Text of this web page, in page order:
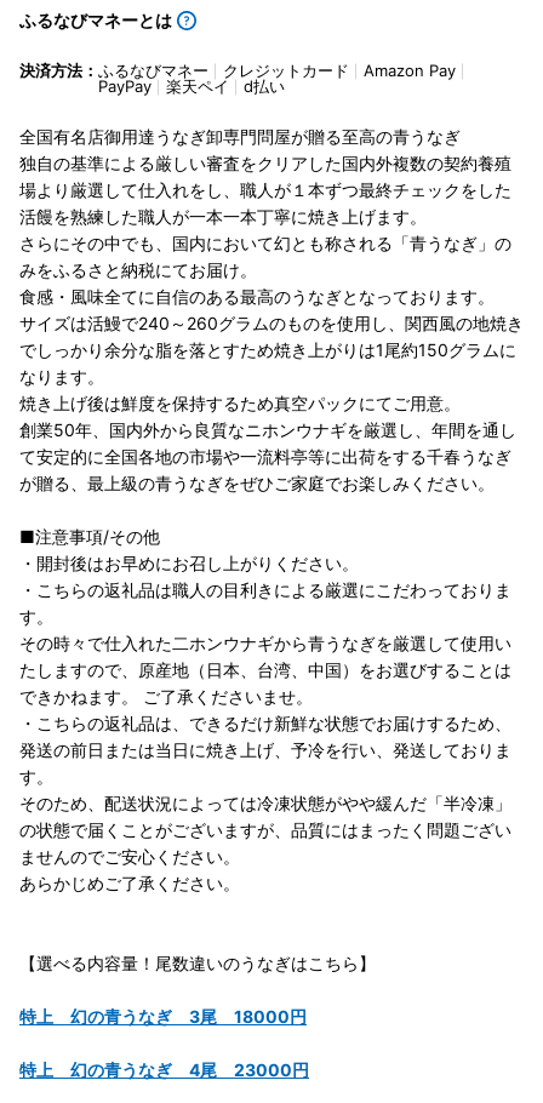
ふるなびマネーとは
決済方法： ふるなびマネー クレジットカード
Amazon Pay
PayPay
楽天ペイ d払い
全国有名店御用達うなぎ卸専門問屋が贈る至高の青うなぎ
独自の基準による厳しい審査をクリアした国内外複数の契約養殖
場より厳選して仕入れをし、職人が１本ずつ最終チェックをした
活饅を熟練した職人が一本一本丁寧に焼き上げます。
さらにその中でも、国内において幻とも称される「青うなぎ」の
みをふるさと納税にてお届け。
食感・風味全てに自信のある最高のうなぎとなっております。
サイズは活鰻で240～260グラムのものを使用し、関西風の地焼き
でしっかり余分な脂を落とすため焼き上がりは1尾約150グラムに
なります。
焼き上げ後は鮮度を保持するため真空パックにてご用意。
創業50年、国内外から良質なニホンウナギを厳選し、年間を通し
て安定的に全国各地の市場や一流料亭等に出荷をする千春うなぎ
が贈る、最上級の青うなぎをぜひご家庭でお楽しみください。
■注意事項/その他
・開封後はお早めにお召し上がりください。
・こちらの返礼品は職人の目利きによる厳選にこだわっておりま
す。
その時々で仕入れた二ホンウナギから青うなぎを厳選して使用い
たしますので、原産地（日本、台湾、中国）をお選びすることは
できかねます。 ご了承くださいませ。
・こちらの返礼品は、できるだけ新鮮な状態でお届けするため、
発送の前日または当日に焼き上げ、予冷を行い、発送しておりま
す。
そのため、配送状況によっては冷凍状態がやや緩んだ「半冷凍」
の状態で届くことがございますが、品質にはまったく問題ござい
ませんのでご安心ください。
あらかじめご了承ください。
【選べる内容量！尾数違いのうなぎはこちら】
特上 幻の青うなぎ 3尾 18000円
特上 幻の青うなぎ 4尾 23000円